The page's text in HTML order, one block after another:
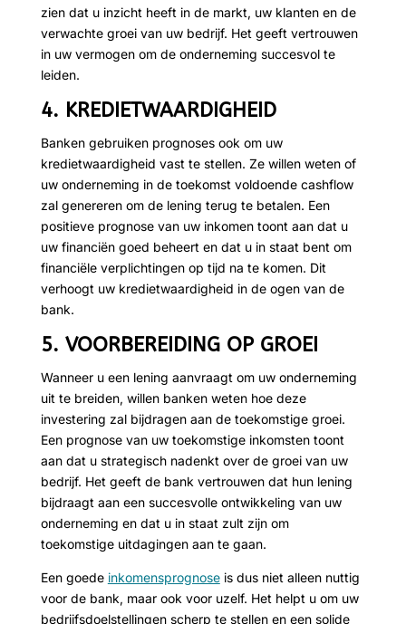
zien dat u inzicht heeft in de markt, uw klanten en de
verwachte groei van uw bedrijf. Het geeft vertrouwen
in uw vermogen om de onderneming succesvol te
leiden.
4. KREDIETWAARDIGHEID
Banken gebruiken prognoses ook om uw
kredietwaardigheid vast te stellen. Ze willen weten of
uw onderneming in de toekomst voldoende cashflow
zal genereren om de lening terug te betalen. Een
positieve prognose van uw inkomen toont aan dat u
uw financiën goed beheert en dat u in staat bent om
financiële verplichtingen op tijd na te komen. Dit
verhoogt uw kredietwaardigheid in de ogen van de
bank.
5. VOORBEREIDING OP GROEI
Wanneer u een lening aanvraagt om uw onderneming
uit te breiden, willen banken weten hoe deze
investering zal bijdragen aan de toekomstige groei.
Een prognose van uw toekomstige inkomsten toont
aan dat u strategisch nadenkt over de groei van uw
bedrijf. Het geeft de bank vertrouwen dat hun lening
bijdraagt aan een succesvolle ontwikkeling van uw
onderneming en dat u in staat zult zijn om
toekomstige uitdagingen aan te gaan.
Een goede inkomensprognoseis dus niet alleen nuttig
voor de bank, maar ook voor uzelf. Het helpt u om uw
bedrijfsdoelstellingen scherp te stellen en een solide